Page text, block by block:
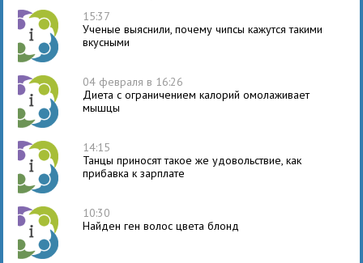
15:37
Ученые выяснили, почему чипсы кажутся такими
вкусными
04 февраля в 16:26
Диета с ограничением калорий омолаживает
мышцы
14:15
Танцы приносят такое же удовольствие, как
прибавка к зарплате
10:30
Найден ген волос цвета блонд